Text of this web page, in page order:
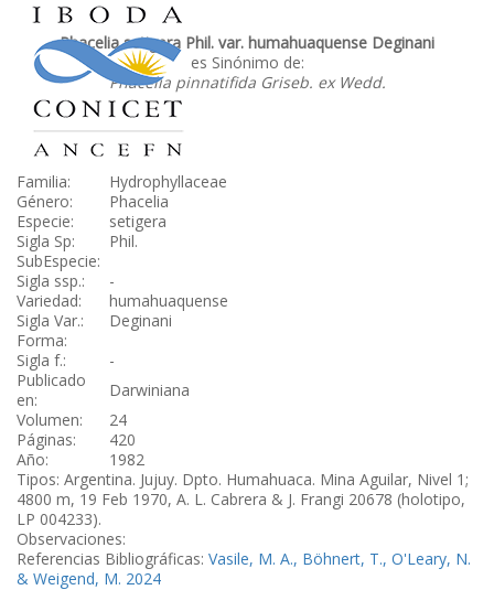
Phacelia setigera Phil. var. humahuaquense Deginani
es Sinónimo de:
Phacelia pinnatifida Griseb. ex Wedd.
Familia:
Hydrophyllaceae
Género:
Phacelia
Especie:
setigera
Sigla Sp:
Phil.
SubEspecie:
Sigla ssp.:
-
Variedad:
humahuaquense
Sigla Var.:
Deginani
Forma:
Sigla f.:
-
Publicado
en:
Darwiniana
Volumen:
24
Páginas:
420
Año:
1982
Tipos: Argentina. Jujuy. Dpto. Humahuaca. Mina Aguilar, Nivel 1;
4800 m, 19 Feb 1970, A. L. Cabrera & J. Frangi 20678 (holotipo,
LP 004233).
Observaciones:
Referencias Bibliográficas: Vasile, M. A., Böhnert, T., O'Leary, N.
& Weigend, M. 2024